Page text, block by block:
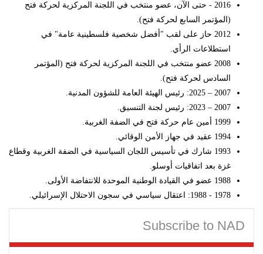
2016 - حتى الآن، عضو منتخب في اللجنة المركزية لحركة فتح
(المؤتمر السابع لحركة فتح).
2012 حاز على لقب "أفضل شخصية فلسطينية عامة" في
استطلاعات الرأي.
2008 عضو منتخب في اللجنة المركزية لحركة فتح (المؤتمر
السادس لحركة فتح).
2007 – 2025: رئيس الهيئة العامة للشؤون المدنية.
2007 – 2023: رئيس لجنة التنسيق.
1999 أمين عام حركة فتح في الضفة الغربية.
1994 عقيد في جهاز الأمن الوقائي.
1993 شارك في تأسيس اللجان السياسية في الضفة الغربية وقطاع
غزة بعد اتفاقيات أوسلو.
1988 عضو في القيادة الوطنية الموحدة للانتفاضة الأولى.
1978 - 1988: اعتقال سياسي في سجون الاحتلال الإسرائيلي.
Subscribe to NAD